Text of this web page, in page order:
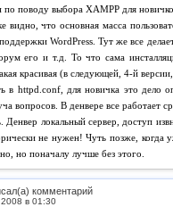
по поводу выбора XAMPP для
видно, что основная масса
WordPress. Тут же все
его и т.д. То что сама
красивая (в следующей, 4-й
в httpd.conf, для новичка это дело
вопросов. В денвере все работает
Денвер локальный сервер, доступ
не нужен! Чуть позже, когда
но поначалу лучше без этого.
комментарий